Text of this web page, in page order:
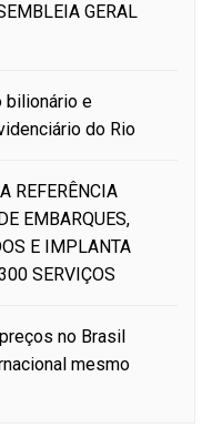
GERAL
bilionário e
do Rio
REFERÊNCIA
EMBARQUES,
E IMPLANTA
SERVIÇOS
no Brasil
mesmo